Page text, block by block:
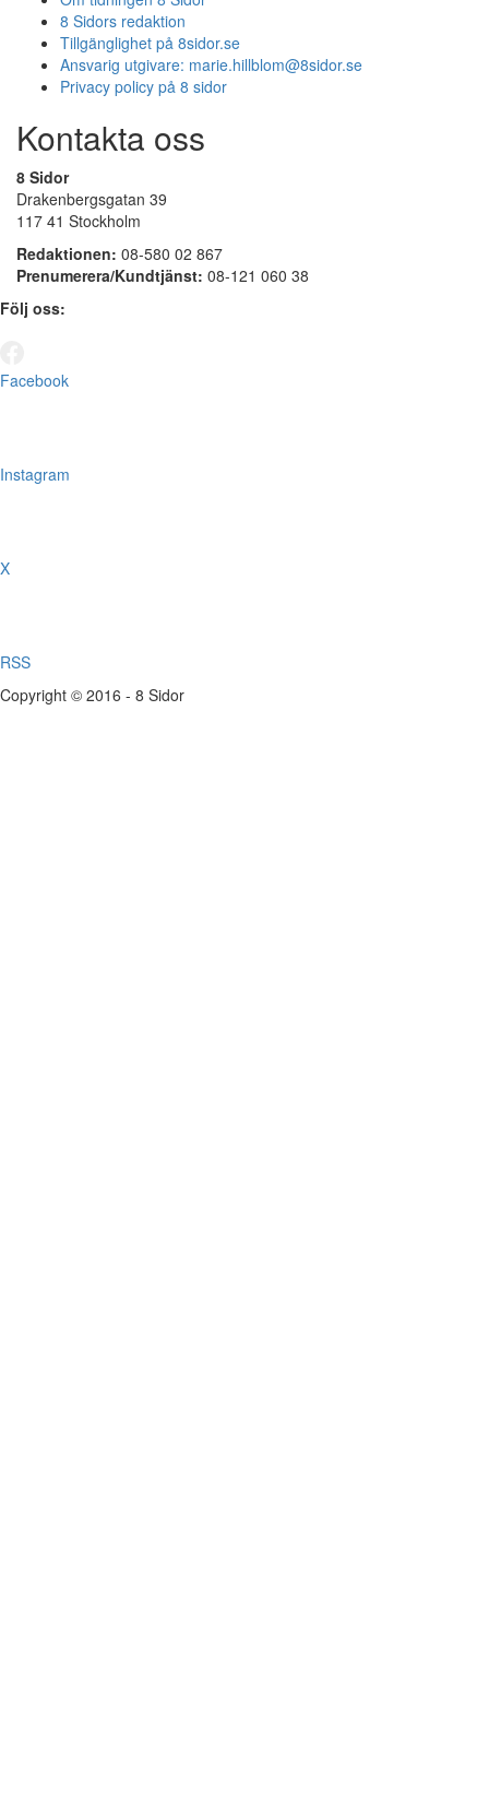
8 Sidors redaktion
Tillgänglighet på 8sidor.se
Ansvarig utgivare: marie.hillblom@8sidor.se
Privacy policy på 8 sidor
Kontakta oss
8 Sidor
Drakenbergsgatan 39
117 41 Stockholm
Redaktionen: 08-580 02 867
Prenumerera/Kundtjänst: 08-121 060 38
Följ oss:
Facebook
Instagram
X
RSS
Copyright © 2016 - 8 Sidor